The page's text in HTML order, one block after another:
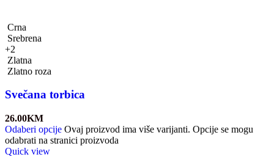
Crna
Srebrena
+2
Zlatna
Zlatno roza
Svečana torbica
26.00KM
Odaberi opcije Ovaj proizvod ima više varijanti. Opcije se mogu
odabrati na stranici proizvoda
Quick view